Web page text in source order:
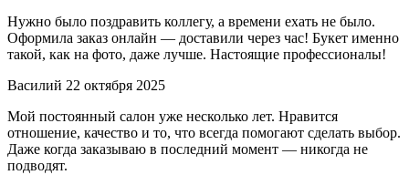
Нужно было поздравить коллегу, а времени ехать не было.
Оформила заказ онлайн — доставили через час! Букет именно
такой, как на фото, даже лучше. Настоящие профессионалы!
Василий 22 октября 2025
Мой постоянный салон уже несколько лет. Нравится
отношение, качество и то, что всегда помогают сделать выбор.
Даже когда заказываю в последний момент — никогда не
подводят.